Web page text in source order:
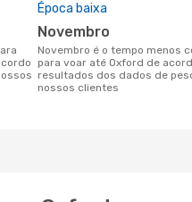
Época baixa
novembro
novembro é o tempo menos concorrido
para voar até Oxford de
resultados dos dados de
nossos clientes